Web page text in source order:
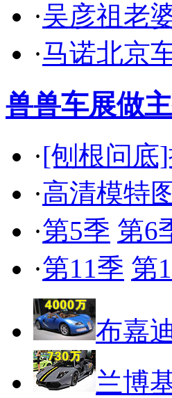
·吴彦祖老
·马诺北京
兽兽车展做
·[刨根问底
·高清模特
·第5季 第6
·第11季 第
布嘉
兰博